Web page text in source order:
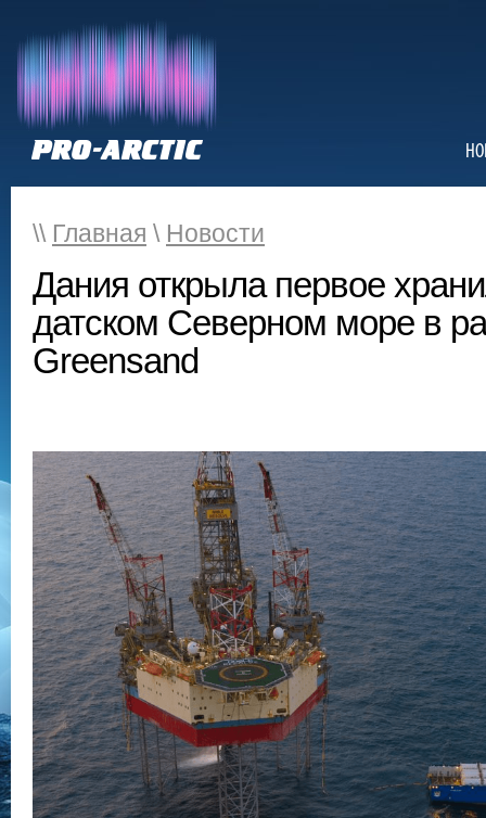
\\ Главная \ Новости
Дания открыла первое
датском Северном море в
Greensand